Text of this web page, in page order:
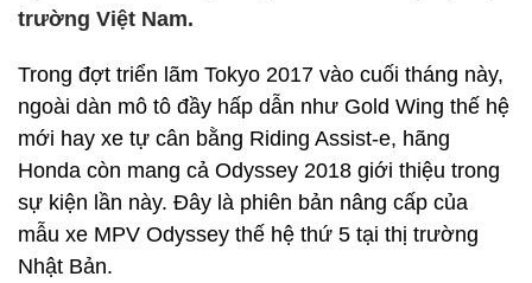
trường Việt Nam.
Trong đợt triển lãm Tokyo 2017 vào cuối tháng này,
ngoài dàn mô tô đầy hấp dẫn như Gold Wing thế hệ
mới hay xe tự cân bằng Riding Assist-e, hãng
Honda còn mang cả Odyssey 2018 giới thiệu trong
sự kiện lần này. Đây là phiên bản nâng cấp của
mẫu xe MPV Odyssey thế hệ thứ 5 tại thị trường
Nhật Bản.